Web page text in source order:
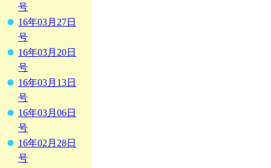
号
16年03月27日
号
16年03月20日
号
16年03月13日
号
16年03月06日
号
16年02月28日
号